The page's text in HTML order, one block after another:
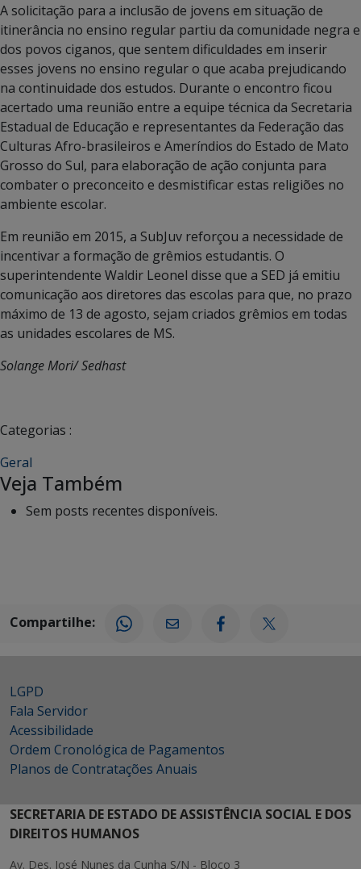
A solicitação para a inclusão de jovens em situação de
itinerância no ensino regular partiu da comunidade negra e
dos povos ciganos, que sentem dificuldades em inserir
esses jovens no ensino regular o que acaba prejudicando
na continuidade dos estudos. Durante o encontro ficou
acertado uma reunião entre a equipe técnica da Secretaria
Estadual de Educação e representantes da Federação das
Culturas Afro-brasileiros e Ameríndios do Estado de Mato
Grosso do Sul, para elaboração de ação conjunta para
combater o preconceito e desmistificar estas religiões no
ambiente escolar.
Em reunião em 2015, a SubJuv reforçou a necessidade de
incentivar a formação de grêmios estudantis. O
superintendente Waldir Leonel disse que a SED já emitiu
comunicação aos diretores das escolas para que, no prazo
máximo de 13 de agosto, sejam criados grêmios em todas
as unidades escolares de MS.
Solange Mori/ Sedhast
Categorias :
Geral
Veja Também
Sem posts recentes disponíveis.
Compartilhe:
LGPD
Fala Servidor
Acessibilidade
Ordem Cronológica de Pagamentos
Planos de Contratações Anuais
SECRETARIA DE ESTADO DE ASSISTÊNCIA SOCIAL E DOS
DIREITOS HUMANOS
Av. Des. José Nunes da Cunha S/N - Bloco 3